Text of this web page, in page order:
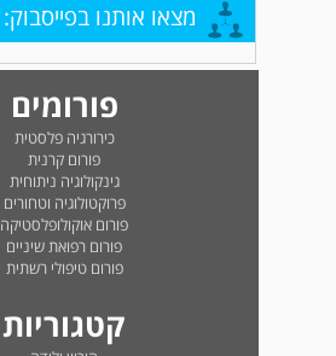
מצאו אותנו בפייסבוק:
פורומים
כירורגיה פלסטית
פורום קרנית
גינקולוגיה ניתוחית
פרוקטולוגיה וטחורים
פורום אוקולופלסטיקה
פורום רפואת שיניים
פורום טיפולי רשתית
קטגוריות